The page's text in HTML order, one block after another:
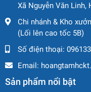
Kích thước
Chiều dài tổng
Chiều rộng tổng
Chiều cao (có
Chiều dài cơ sở:
Xã Nguyễn Văn Linh,
Chi nhánh & Kho
(Lối lên cao tốc 5B)
Số điện thoại:
Email:
Sản phẩm nổi bật